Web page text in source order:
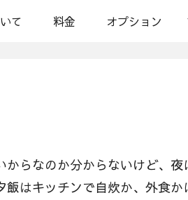
て 料金 オプション
らなのか分からないけど、
はキッチンで自炊か、外食